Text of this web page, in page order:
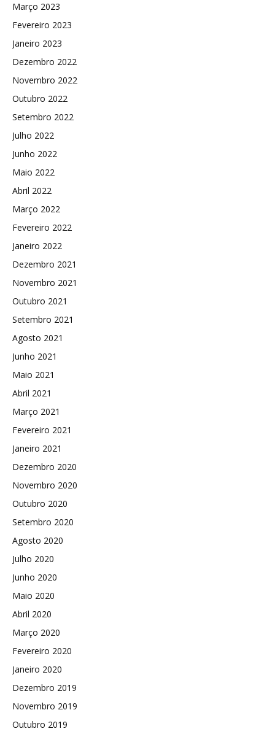
Março 2023
Fevereiro 2023
Janeiro 2023
Dezembro 2022
Novembro 2022
Outubro 2022
Setembro 2022
Julho 2022
Junho 2022
Maio 2022
Abril 2022
Março 2022
Fevereiro 2022
Janeiro 2022
Dezembro 2021
Novembro 2021
Outubro 2021
Setembro 2021
Agosto 2021
Junho 2021
Maio 2021
Abril 2021
Março 2021
Fevereiro 2021
Janeiro 2021
Dezembro 2020
Novembro 2020
Outubro 2020
Setembro 2020
Agosto 2020
Julho 2020
Junho 2020
Maio 2020
Abril 2020
Março 2020
Fevereiro 2020
Janeiro 2020
Dezembro 2019
Novembro 2019
Outubro 2019